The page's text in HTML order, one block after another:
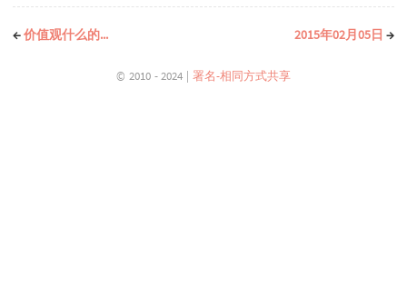
←价值观什么的... 2015年02月05日 →
© 2010 - 2024 | 署名-相同方式共享